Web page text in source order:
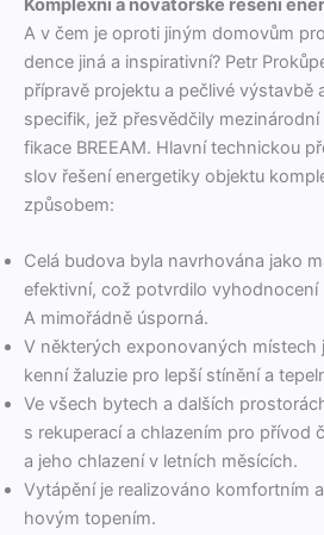
Komplexní a novátorské řešení
A v čem je opro­ti jiným domovům
dence jiná a inspi­ra­tivní? Petr
přípravě pro­jek­tu a pečlivé výs­tavbě
speci­fik, jež přesvědči­ly
fikace BREEAM. Hlavní tech­nick­ou
slov řešení ener­getiky objek­tu
způsobem:
Celá budo­va byla navrhová­na jako
efek­tivní, což potvrdi­lo vyhod­no­cení
A mimořád­ně úsporná.
V něk­terých expono­vaných
ken­ní žaluzie pro lep­ší stínění a
Ve všech bytech a dalších
s reku­per­ací a chlazením pro přívod
a jeho chlazení v let­ních měsících.
Vytápění je real­i­zováno kom­fort­ním
hovým topením.